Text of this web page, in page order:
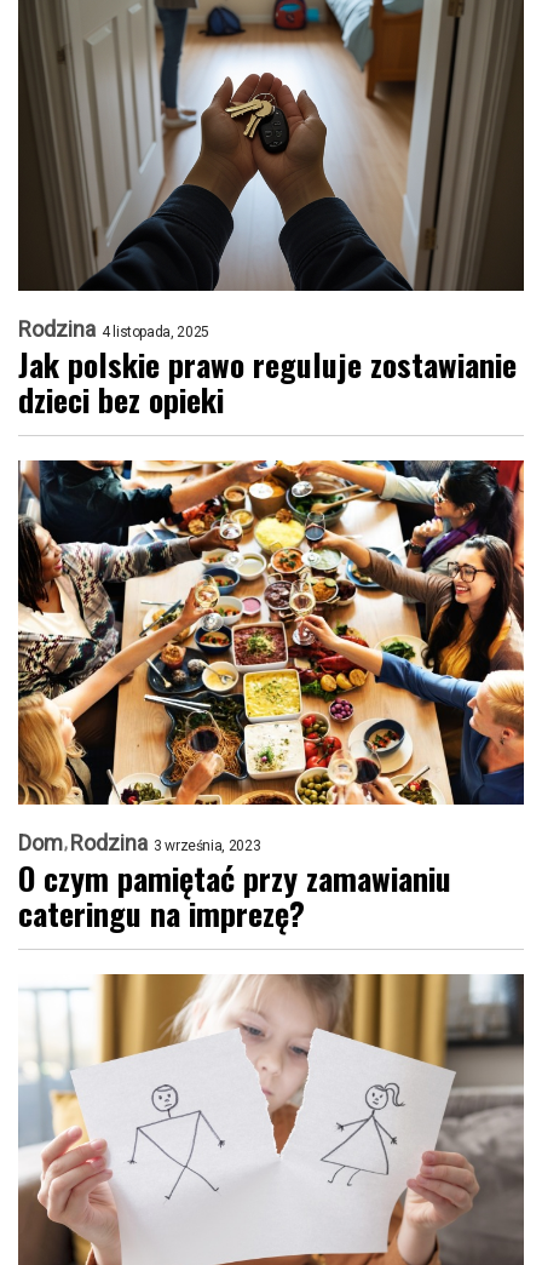
Rodzina 4 listopada, 2025
Jak polskie prawo reguluje zostawianie
dzieci bez opieki
Dom Rodzina 3 września, 2023
O czym pamiętać przy zamawianiu
cateringu na imprezę?